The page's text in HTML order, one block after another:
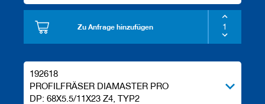
Zu Anfrage hinzufügen
192618
PROFILFRÄSER DIAMASTER PRO
DP: 68X5.5/11X23 Z4, TYP2